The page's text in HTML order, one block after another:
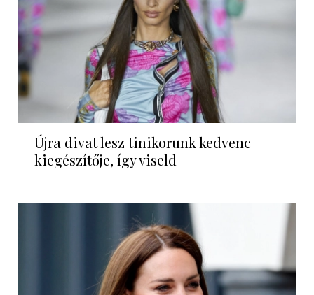
Újra divat lesz tinikorunk kedvenc
kiegészítője, így viseld